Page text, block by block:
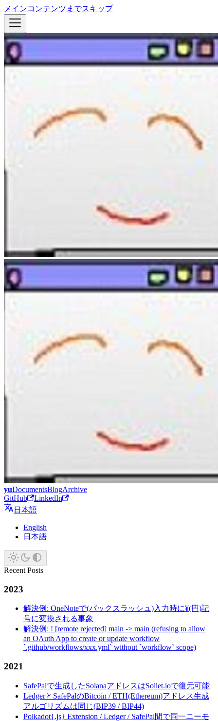
メインコンテンツまでスキップ
yuDocumentsBlogArchive
GitHub
LinkedIn
日本語
English
日本語
Recent Posts
2023
解決例: OneNoteで(バックスラッシュ)入力時に¥(円)記
号に変換される事象
解決例: ! [remote rejected] main -> main (refusing to allow
an OAuth App to create or update workflow
`.github/workflows/xxx.yml` without `workflow` scope)
2021
SafePalで生成したSolanaアドレスはSollet.ioで復元可能
LedgerとSafePalのBitcoin / ETH(Ethereum)アドレス生成
アルゴリズムは同じ(BIP39 / BIP44)
Polkadot{.js} Extension / Ledger / SafePal間で同一ニーモ